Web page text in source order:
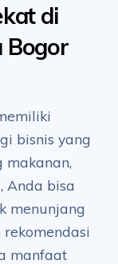
di
Bogor
bisnis yang
makanan,
Anda bisa
menunjang
manfaat